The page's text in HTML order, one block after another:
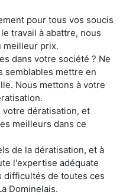
pour tous vos soucis
travail à abattre, nous
meilleur prix.
dans votre société ? Ne
semblables mettre en
Nous mettons à votre
dératisation, et
meilleurs dans ce
de la dératisation, et à
l'expertise adéquate
difficultés de toutes ces
Dominelais.